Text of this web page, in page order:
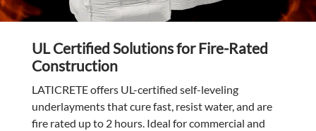
UL Certified Solutions for Fire-Rated
Construction
LATICRETE offers UL-certified self-leveling
underlayments that cure fast, resist water, and are
fire rated up to 2 hours. Ideal for commercial and